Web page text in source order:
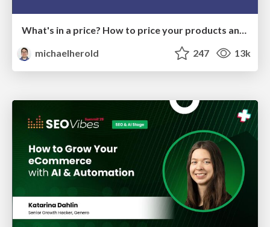
What's in a price? How to price your products and services
michaelherold
247 13k